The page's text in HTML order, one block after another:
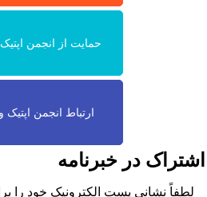
حمایت از انجمن اپتیک
ارتباط انجمن اپتیک و
در خبرنامه
لطفاً نشانی پست الکترونیک خود را